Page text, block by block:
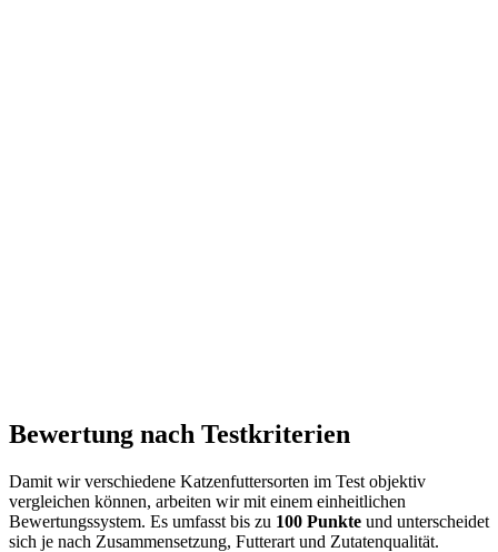
Bewertung nach Testkriterien
Damit wir verschiedene Katzenfuttersorten im Test objektiv
vergleichen können, arbeiten wir mit einem einheitlichen
Bewertungssystem. Es umfasst bis zu 100 Punkte und unterscheidet
sich je nach Zusammensetzung, Futterart und Zutatenqualität.